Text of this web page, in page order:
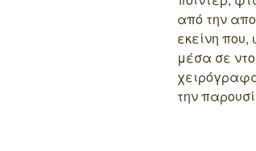
από την
εκείνη
μέσα σε
την